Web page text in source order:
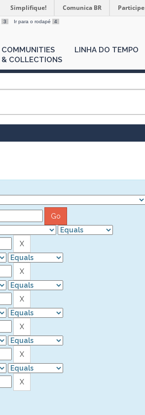
Simplifique! Comunica BR Participe
3 Ir para o rodapé 4
COMMUNITIES
& COLLECTIONS
LINHA DO TEMPO